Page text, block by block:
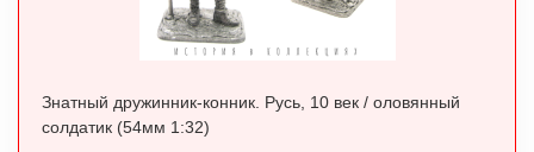
Знатный дружинник-конник. Русь, 10 век / оловянный
солдатик (54мм 1:32)